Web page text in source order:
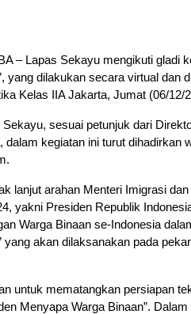
– Lapas Sekayu mengikuti gladi
yang dilakukan secara virtual dan
Kelas IIA Jakarta, Jumat (06/12/
sesuai petunjuk dari
kegiatan ini turut dihadirkan
lanjut arahan Menteri Imigrasi
yakni Presiden Republik
Warga Binaan se-Indonesia
yang akan dilaksanakan pada
untuk mematangkan persiapan
Menyapa Warga Binaan”.